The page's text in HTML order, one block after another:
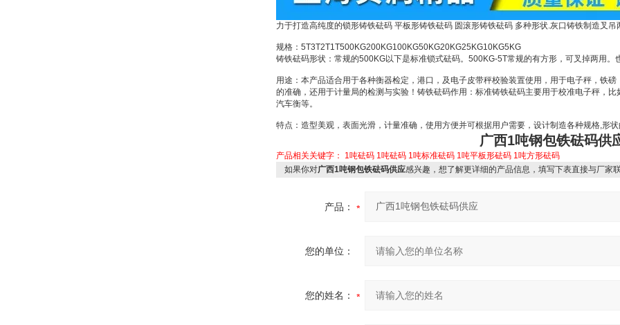
力于打造高纯度的锁形铸铁砝码 平板形铸铁砝码 圆滚形铸铁砝码 多种形状.灰口铸铁制造叉吊
规格： 5T3T2T1T500KG200KG100KG50KG20KG25KG10KG5KG
铸铁砝码形状：常规的500KG以下是标准锁式砝码。 500KG-5T常规的有方形，可叉掉两用。
用途：本产品适合用于各种衡器检定，港口，及电子皮带秤校验装置使用，用于电子秤，铁
的准确，还用于计量局的检测与实验！铸铁砝码作用：标准铸铁砝码主要用于校准电子秤，
汽车衡等。
特点：造型美观，表面光滑，计量准确，使用方便并可根据用户需要，设计制造各种规格,形状
广西1吨钢包铁砝码供
产品相关关键字： 1吨砝码 1吨砝码 1吨标准砝码 1吨平板形砝码 1吨方形砝码
如果你对广西1吨钢包铁砝码供应感兴趣，想了解更详细的产品信息，填写下表直接与厂家
产品：
您的单位：
您的姓名：